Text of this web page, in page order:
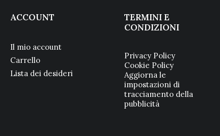
ACCOUNT
Il mio account
Carrello
Lista dei desideri
TERMINI E
CONDIZIONI
Privacy Policy
Cookie Policy
Aggiorna le
impostazioni di
tracciamento della
pubblicità